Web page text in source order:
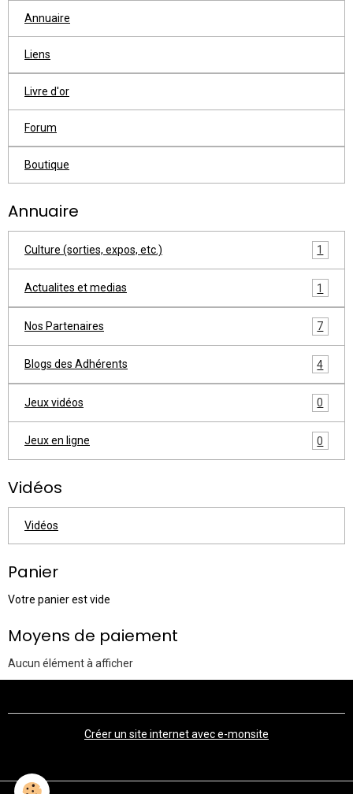
Annuaire
Liens
Livre d'or
Forum
Boutique
Annuaire
Culture (sorties, expos, etc.) 1
Actualites et medias 1
Nos Partenaires 7
Blogs des Adhérents 4
Jeux vidéos 0
Jeux en ligne 0
Vidéos
Vidéos
Panier
Votre panier est vide
Moyens de paiement
Aucun élément à afficher
Créer un site internet avec e-monsite